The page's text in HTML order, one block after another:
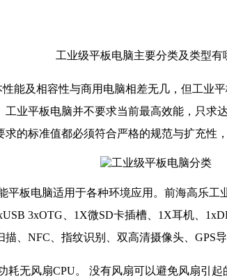
工业级平板电脑主要分类及类型有
能及相容性与商用电脑相差无几，但工业
业平板电脑并不要求当前最高效能，只
的标准值都必须符合严格的规范与扩充性，
板电脑适用于各种环境应用。前海高乐工
3xOTG、1X微SD卡插槽、1X耳机、
、NFC、指纹识别、双高清摄像头、GPS导
无风扇CPU。 没有风扇可以避免风扇引